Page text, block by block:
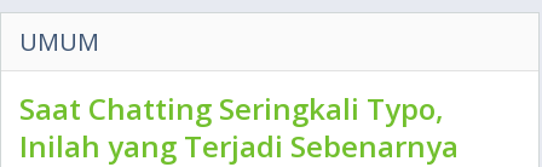
UMUM
Saat Chatting Seringkali Typo,
Inilah yang Terjadi Sebenarnya